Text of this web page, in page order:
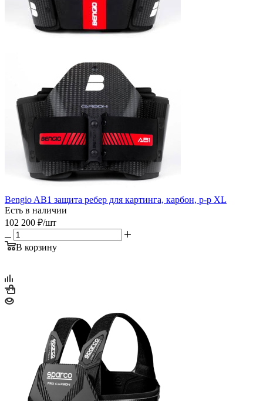
Bengio AB1 защита ребер для картинга, карбон, р-р XL
Есть в наличии
102 200 ₽/шт
В корзину